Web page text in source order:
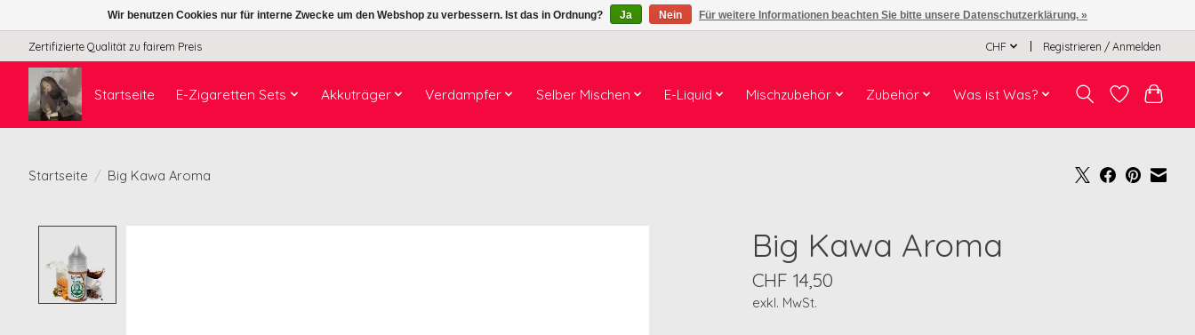
Zertifizierte Qualität zu fairem Preis CHF Registrieren / Anmelden
Startseite E-Zigaretten Sets Akkuträger Verdampfer Selber Mischen E-Liquid Mischzubehör Zubehör Was ist Was?
Startseite / Big Kawa Aroma
Big Kawa Aroma
CHF 14,50
exkl. MwSt.
Wir benutzen Cookies nur für interne Zwecke um den Webshop zu verbessern. Ist das in Ordnung? Ja Nein Für weitere Informationen beachten Sie bitte unsere Datenschutzerklärung. »